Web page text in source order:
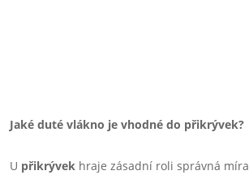
Jaké duté vlákno je vhodné do přikrývek?
U přikrývek hraje zásadní roli správná míra